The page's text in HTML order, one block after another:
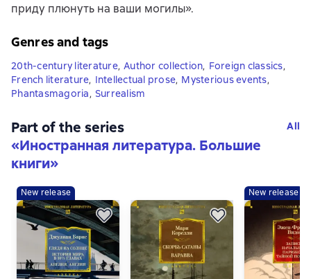
приду плюнуть на ваши могилы».
Genres and tags
20th-century literature, Author collection, Foreign classics,
French literature, Intellectual prose, Mysterious events,
Phantasmagoria, Surrealism
Part of the series
«Иностранная литература. Большие
книги»
All
New release New release